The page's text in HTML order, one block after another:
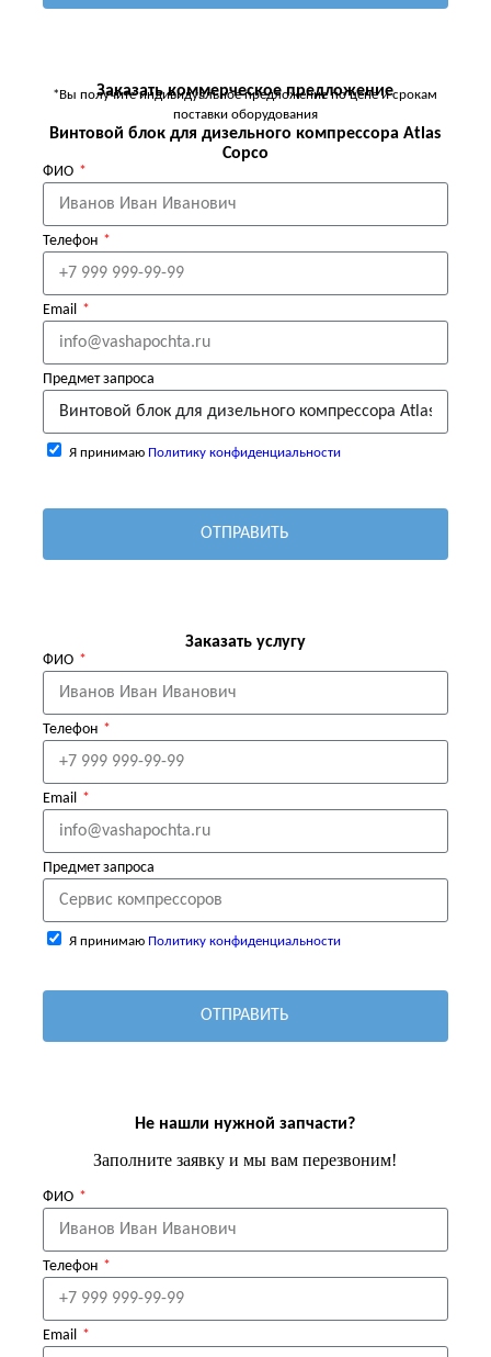
Заказать коммерческое предложение
*Вы получите индивидуальное предложение по цене и срокам
поставки оборудования
Винтовой блок для дизельного компрессора Atlas
Copco
ФИО
Телефон
Email
Предмет запроса
Я принимаю Политику конфиденциальности
ОТПРАВИТЬ
Заказать услугу
ФИО
Телефон
Email
Предмет запроса
Я принимаю Политику конфиденциальности
ОТПРАВИТЬ
Не нашли нужной запчасти?
Заполните заявку и мы вам перезвоним!
ФИО
Телефон
Email